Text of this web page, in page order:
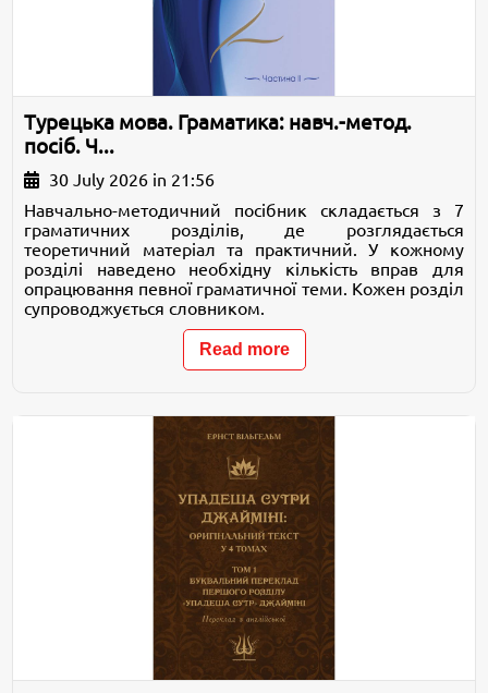
Турецька мова. Граматика: навч.-метод.
посіб. Ч...
30 July 2026 in 21:56
Навчально-методичний посібник складається з 7
граматичних розділів, де розглядається
теоретичний матеріал та практичний. У кожному
розділі наведено необхідну кількість вправ для
опрацювання певної граматичної теми. Кожен розділ
супроводжується словником.
Read more